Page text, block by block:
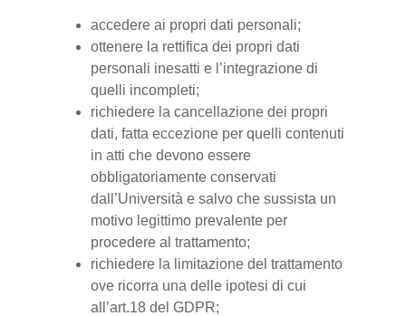
accedere ai propri dati personali;
ottenere la rettifica dei propri dati
personali inesatti e l’integrazione di
quelli incompleti;
richiedere la cancellazione dei propri
dati, fatta eccezione per quelli contenuti
in atti che devono essere
obbligatoriamente conservati
dall’Università e salvo che sussista un
motivo legittimo prevalente per
procedere al trattamento;
richiedere la limitazione del trattamento
ove ricorra una delle ipotesi di cui
all’art.18 del GDPR;